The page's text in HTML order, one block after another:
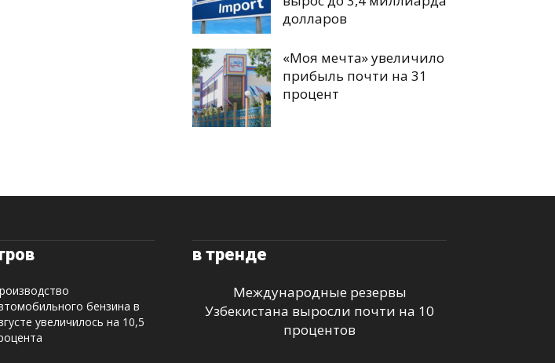
долларов
«Моя мечта» увеличило
прибыль почти на 31
процент
бензина в
увеличилось на 10,5
в тренде
Международные резервы
Узбекистана выросли почти на 10
процентов